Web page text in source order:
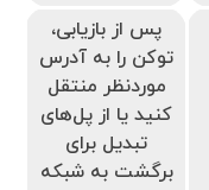
پس از بازیابی،
توکن را به آدرس
موردنظر منتقل
کنید یا از پل‌های
تبدیل برای
برگشت به شبکه